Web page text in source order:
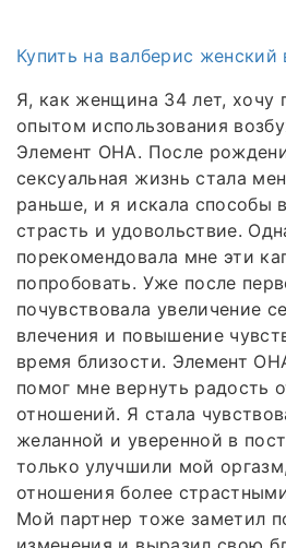
Купить на валберис женский
Я, как женщина 34 лет, хочу
опытом использования
Элемент ОНА. После
сексуальная жизнь стала
раньше, и я искала способы
страсть и удовольствие.
порекомендовала мне эти
попробовать. Уже после
почувствовала увеличение
влечения и повышение
время близости. Элемент
помог мне вернуть радость
отношений. Я стала
желанной и уверенной в
только улучшили мой
отношения более
Мой партнер тоже заметил